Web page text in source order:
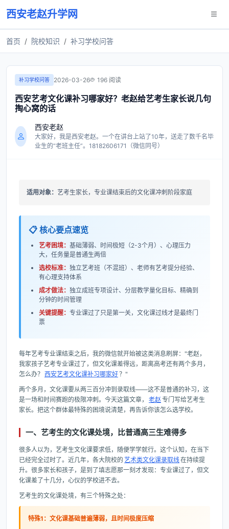
西安老赵升学网
首页 院校知识 补习学校问答
补习学校问答 2026-03-26 196 阅读
西安艺考文化课补习哪家好？老赵给艺考生家长说几句
掏心窝的话
西安老赵
大家好，我是西安老赵。一个在讲台上站了10年，送走了数千名毕
业生的“老班主任”。18182606171（微信同号）
适用对象： 艺考生家长，专业课结束后的文化课冲刺阶段家庭
📋 核心要点速览
艺考困境： 基础薄弱、时间极短（2-3个月）、心理压力
大，任务量是普通生两倍
选校标准： 独立艺考班（不混班）、老师有艺考提分经验、
有心理支持体系
成才做法： 独立成班专项设计、分层教学量化目标、精确到
分钟的时间管理
关键提醒： 专业课过了只是第一关，文化课过线才是最终门
票
每年艺考专业课结束之后，我的微信就开始被这类消息刷屏："老赵，
我家孩子艺考专业课过了，但文化课差得远，距离高考还有两个多月，
怎么办？ 西安艺考文化课补习哪家好？"
两个多月，文化课要从两三百分冲到录取线——这不是普通的补习，这
是一场和时间赛跑的极限冲刺。今天这篇文章，
老赵 专门写给艺考生
家长。把这个群体最特殊的困境说清楚，再告诉你该怎么选学校。
一、艺考生的文化课处境，比普通高三生难得多
很多人以为，艺考生文化课要求低，随便学学就行。这个认知，在当下
已经完全过时了。近几年，各大院校的 艺术类文化课录取线在持续提
升。很多家长和孩子，是到了填志愿那一刻才发现：专业课过了，但文
化课差了十几分，心仪的学校进不去。
艺考生的文化课处境，有三个特殊之处：
特殊1：文化课基础普遍薄弱，且时间极度压缩